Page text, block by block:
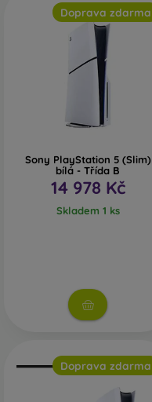
Doprava zdarma
Sony PlayStation 5 (Slim)
bílá - Třída B
14 978 Kč
Skladem 1 ks
Doprava zdarma